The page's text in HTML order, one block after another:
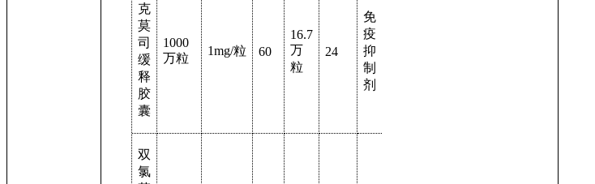
克
莫
司
缓
释
胶
囊
1000
万粒
1mg/粒 60
16.7
万
粒
24
免
疫
抑
制
剂
双
氯